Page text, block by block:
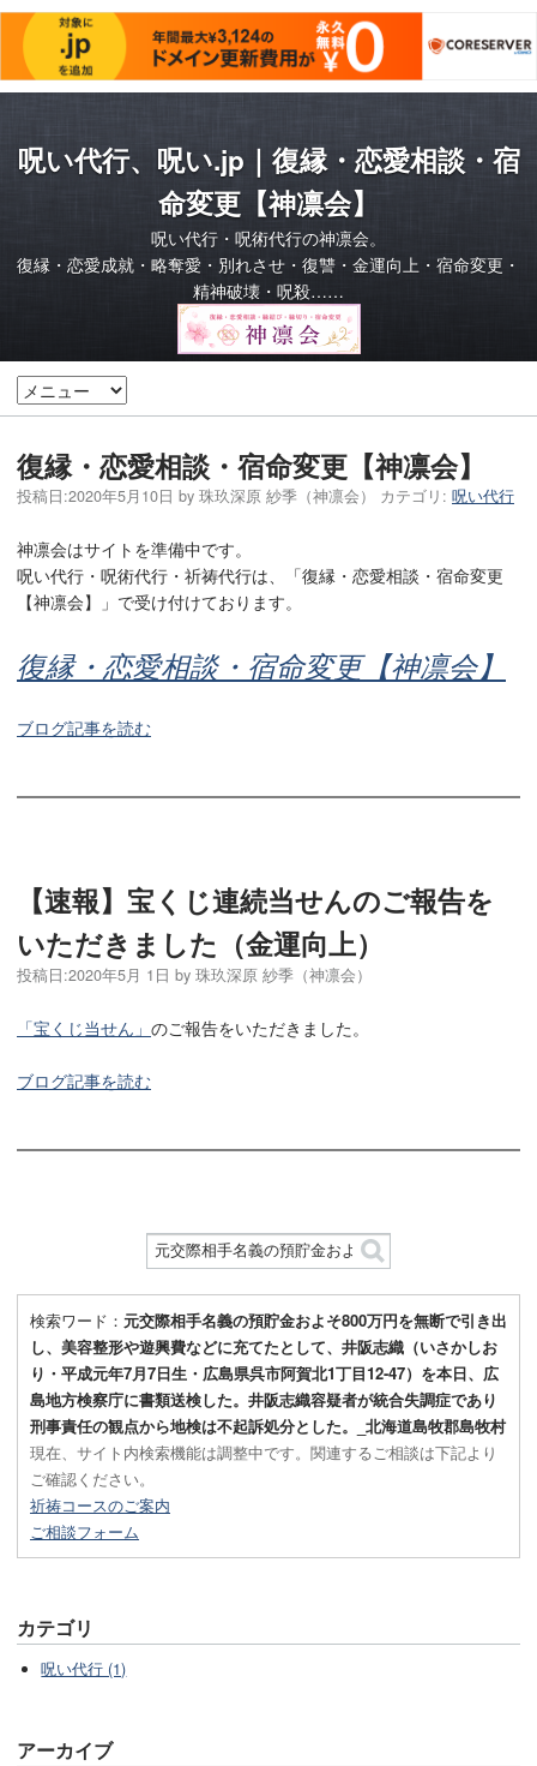
呪い代行、呪い.jp｜復縁・恋愛相談・宿
命変更【神凛会】
呪い代行・呪術代行の神凛会。
復縁・恋愛成就・略奪愛・別れさせ・復讐・金運向上・宿命変更・
精神破壊・呪殺……
復縁・恋愛相談・宿命変更【神凛会】
投稿日:2020年5月10日 by 珠玖深原 紗季（神凛会） カテゴリ: 呪い代行
神凛会はサイトを準備中です。
呪い代行・呪術代行・祈祷代行は、「復縁・恋愛相談・宿命変更
【神凛会】」で受け付けております。
復縁・恋愛相談・宿命変更【神凛会】
ブログ記事を読む
【速報】宝くじ連続当せんのご報告を
いただきました（金運向上）
投稿日:2020年5月 1日 by 珠玖深原 紗季（神凛会）
「宝くじ当せん」 のご報告をいただきました。
ブログ記事を読む
検索ワード： 元交際相手名義の預貯金およそ800万円を無断で引き出
し、美容整形や遊興費などに充てたとして、井阪志織（いさかしお
り・平成元年7月7日生・広島県呉市阿賀北1丁目12-47）を本日、広
島地方検察庁に書類送検した。井阪志織容疑者が統合失調症であり
刑事責任の観点から地検は不起訴処分とした。_北海道島牧郡島牧村
現在、サイト内検索機能は調整中です。関連するご相談は下記より
ご確認ください。
祈祷コースのご案内
ご相談フォーム
カテゴリ
呪い代行 (1)
アーカイブ